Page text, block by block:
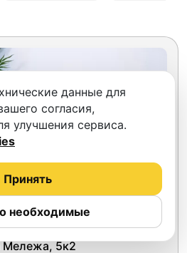
TeamTeam studio
Мележа, 5к2
данные для
согласия,
улучшения сервиса.
необходимые
Принять